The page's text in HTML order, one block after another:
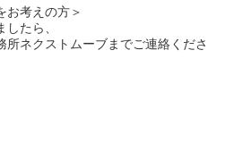
お考えの方＞
たら、
所ネクストムーブまでご連絡くださ